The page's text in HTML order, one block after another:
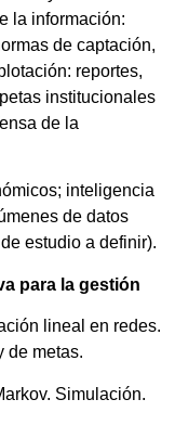
la información:
de captación,
reportes,
institucionales
de la
inteligencia
de datos
estudio a definir).
para la gestión
lineal en redes.
de metas.
Simulación.